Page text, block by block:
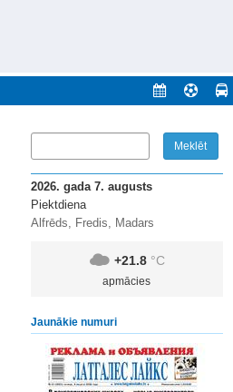
novadu un apkārtējos novadus un pilsētas.
2026. gada 7. augusts
Piektdiena
Alfrēds, Fredis, Madars
+21.8 °C
apmācies
Jaunākie numuri